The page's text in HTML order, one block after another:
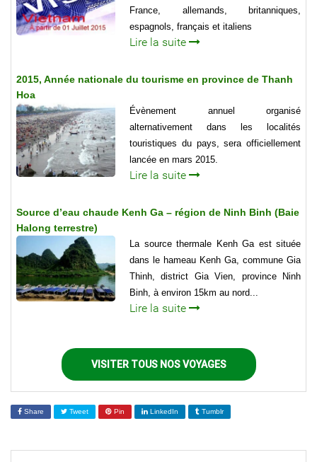
France, allemands, britanniques,
espagnols, français et italiens
Lire la suite
2015, Année nationale du tourisme en province de Thanh
Hoa
Évènement annuel organisé
alternativement dans les localités
touristiques du pays, sera officiellement
lancée en mars 2015.
Lire la suite
Source d’eau chaude Kenh Ga – région de Ninh Binh (Baie
Halong terrestre)
La source thermale Kenh Ga est située
dans le hameau Kenh Ga, commune Gia
Thinh, district Gia Vien, province Ninh
Binh, à environ 15km au nord...
Lire la suite
VISITER TOUS NOS VOYAGES
Share Tweet Pin LinkedIn Tumblr